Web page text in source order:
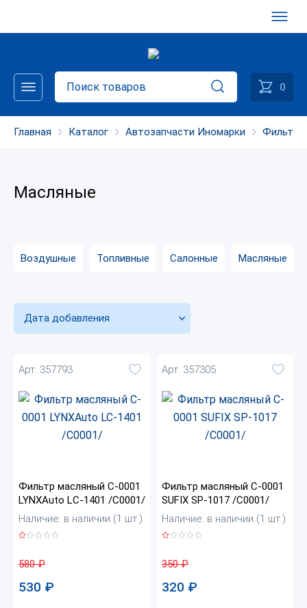
0
Главная Каталог Автозапчасти Иномарки Фильтры
Масляные
Воздушные Топливные Салонные Масляные
Дата добавления
Арт. 357793
Фильтр масляный C-0001
LYNXAuto LC-1401 /C0001/
Наличие: в наличии (1 шт.)
580₽
530 ₽
Арт. 357305
Фильтр масляный C-0001
SUFIX SP-1017 /C0001/
Наличие: в наличии (1 шт.)
350₽
320 ₽